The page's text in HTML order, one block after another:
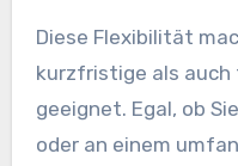
Diese Flexibilität
kurzfristige als
geeignet. Egal, ob
oder an einem